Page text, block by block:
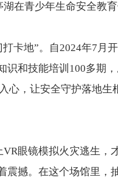
在青少年生命安全教
卡地”。自2024年7月
识和技能培训100多期
心，让安全守护落地生
眼镜模拟火灾逃生，
震撼。在这个场馆里，